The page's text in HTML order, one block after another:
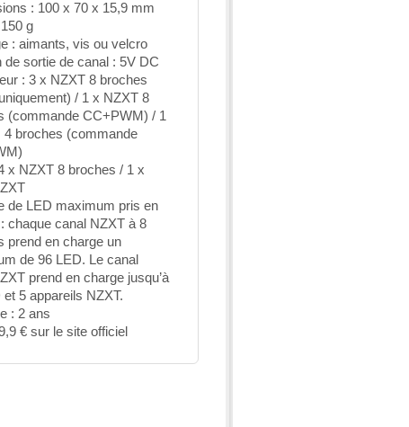
: 100 x 70 x 15,9 mm
g
: aimants, vis ou velcro
de sortie de canal : 5V DC
: 3 x NZXT 8 broches
/ 1 x NZXT 8
(commande CC+PWM) / 1
4 broches (commande
x NZXT 8 broches / 1 x
de LED maximum pris en
chaque canal NZXT à 8
prend en charge un
de 96 LED. Le canal
prend en charge jusqu’à
et 5 appareils NZXT.
: 2 ans
€ sur le site officiel